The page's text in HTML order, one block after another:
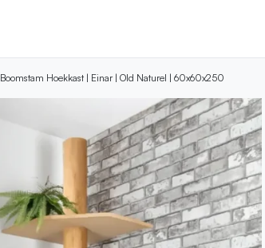
Boomstam Hoekkast | Einar | Old Naturel | 60x60x250